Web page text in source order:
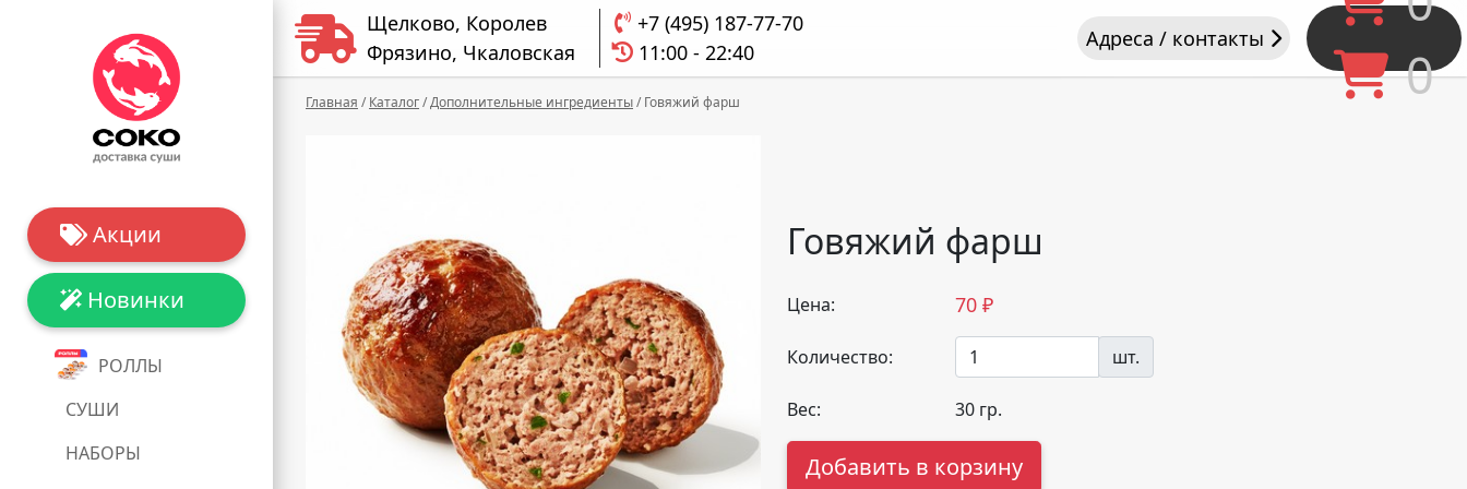
Акции
Новинки
РОЛЛЫ
СУШИ
НАБОРЫ
Щелково, Королев
Фрязино, Чкаловская
+7 (495) 187-77-70
11:00 - 22:40
Адреса / контакты
0
Главная / Каталог/Дополнительные ингредиенты/ Говяжий фарш
Говяжий фарш
Цена: 70 ₽
Количество: шт.
Вес: 30 гр.
Добавить в корзину